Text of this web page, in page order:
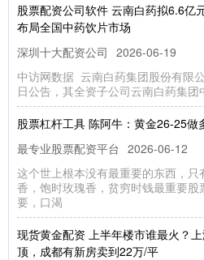
股票配资公司软件 云南白药拟6.6亿
布局全国中药饮片市场
深圳十大配资公司 2026-06-19
中访网数据 云南白药集团股份有限
日公告，其全资子公司云南白药集团
股票杠杆工具 陈阿牛：黄金26-25做
最专业股票配资平台 2026-06-12
这个世上根本没有最重要的东西，
香，饱时玫瑰香，贫穷时钱最重要
要，口渴
现货黄金配资 上半年楼市谁最火？
顶，成都有新房卖到22万/平